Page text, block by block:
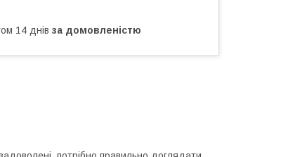
14 днів за домовленістю